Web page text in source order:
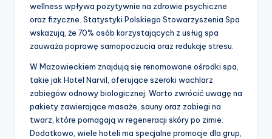
wellness wpływa pozytywnie na zdrowie psychiczne
oraz fizyczne. Statystyki Polskiego Stowarzyszenia Spa
wskazują, że 70% osób korzystających z usług spa
zauważa poprawę samopoczucia oraz redukcję stresu.
W Mazowieckiem znajdują się renomowane ośrodki spa,
takie jak Hotel Narvil, oferujące szeroki wachlarz
zabiegów odnowy biologicznej. Warto zwrócić uwagę na
pakiety zawierające masaże, sauny oraz zabiegi na
twarz, które pomagają w regeneracji skóry po zimie.
Dodatkowo, wiele hoteli ma specjalne promocje dla grup,